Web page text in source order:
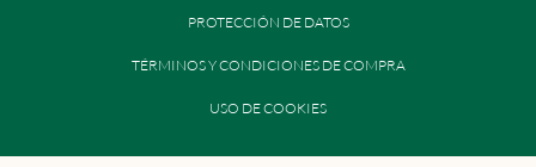
PROTECCIÓN DE DATOS
TÉRMINOS Y CONDICIONES DE COMPRA
USO DE COOKIES